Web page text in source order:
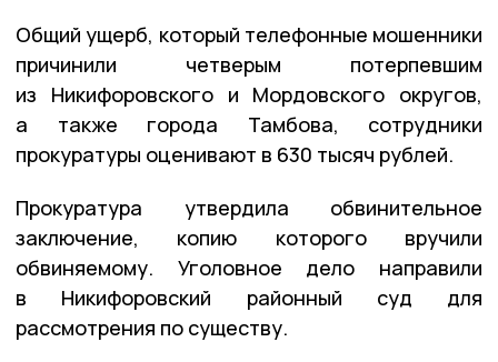
Общий ущерб, который телефонные мошенники
причинили четверым потерпевшим
из Никифоровского и Мордовского округов,
а также города Тамбова, сотрудники
прокуратуры оценивают в 630 тысяч рублей.
Прокуратура утвердила обвинительное
заключение, копию которого вручили
обвиняемому. Уголовное дело направили
в Никифоровский районный суд для
рассмотрения по существу.